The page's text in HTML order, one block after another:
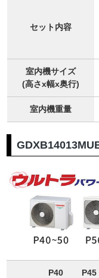
セット内容
室内機サイズ
(高さx幅x奥行)
室内機重量
P40 P45